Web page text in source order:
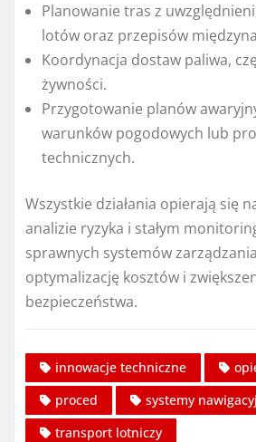
Planowanie tras z
lotów oraz przepisów
Koordynacja dostaw paliwa,
żywności.
Przygotowanie planów
warunków pogodowych lub
technicznych.
Wszystkie działania opierają się
analizie ryzyka i stałym
sprawnych systemów
optymalizację kosztów i
bezpieczeństwa.
innowacje techniczne
proced
systemy
transport lotniczy